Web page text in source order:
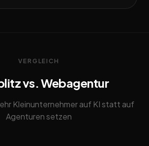
VERGLEICH
vs. Webagentur
Kleinunternehmer auf KI statt auf
Agenturen setzen